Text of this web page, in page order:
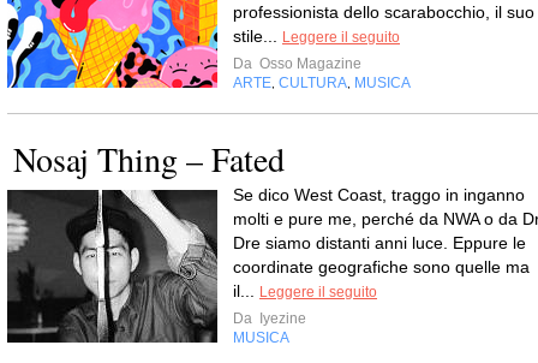
professionista dello scarabocchio, il suo
stile...
Leggere il seguito
Da Osso Magazine
ARTE CULTURA MUSICA
Nosaj Thing – Fated
Se dico West Coast, traggo in inganno
molti e pure me, perché da NWA o da
Dre siamo distanti anni luce. Eppure le
coordinate geografiche sono quelle ma
il...
Leggere il seguito
Da Iyezine
MUSICA